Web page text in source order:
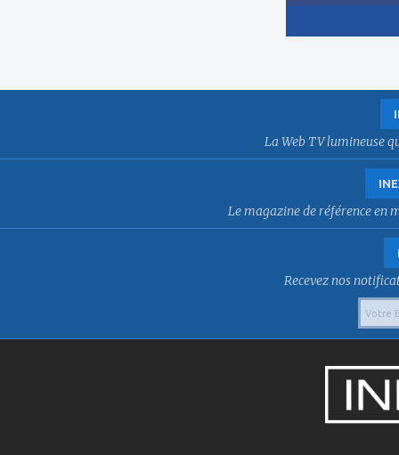
La Web TV lumineuse
Le magazine de référence en
Recevez nos